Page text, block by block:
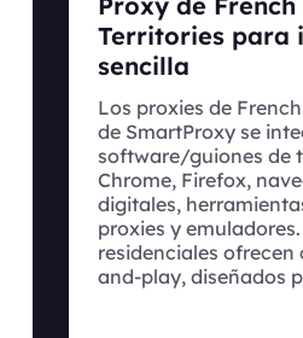
Territories para
sencilla
Los proxies de
de SmartProxy se
software/guiones de
Chrome, Firefox,
digitales,
proxies y
residenciales
and-play, diseñados